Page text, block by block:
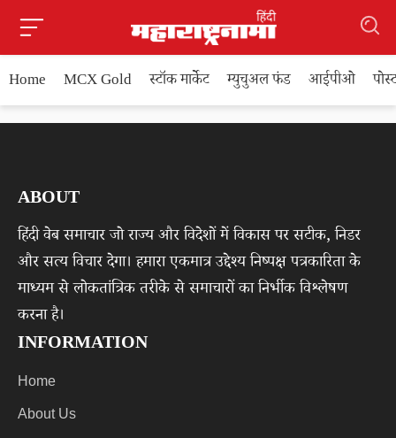
Home MCX Gold स्टॉक मार्केट म्युचुअल फंड आईपीओ
ABOUT
हिंदी वेब समाचार जो राज्य और विदेशों में विकास पर सटीक, निडर
और सत्य विचार देगा। हमारा एकमात्र उद्देश्य निष्पक्ष पत्रकारिता के
माध्यम से लोकतांत्रिक तरीके से समाचारों का निर्भीक विश्लेषण
करना है।
INFORMATION
Home
About Us